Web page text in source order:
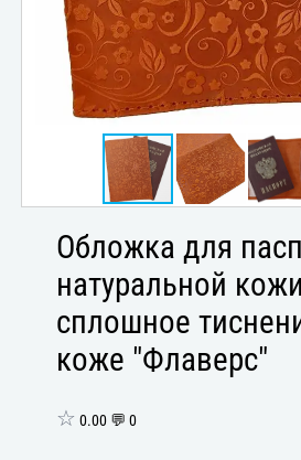
Обложка для
натуральной
сплошное
коже "Флаверс"
☆ 0.00 💬 0